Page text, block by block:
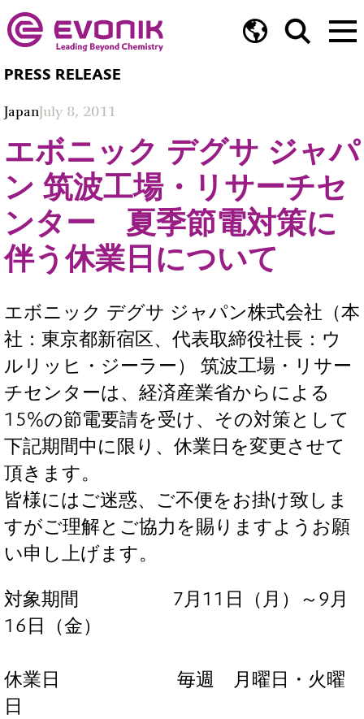
PRESS RELEASE
JapanJuly 8, 2011
エボニック デグサ ジャパ
ン 筑波工場・リサーチセ
ンター 夏季節電対策に
伴う休業日について
エボニック デグサ ジャパン株式会社（本
社：東京都新宿区、代表取締役社長：ウ
ルリッヒ・ジーラー） 筑波工場・リサー
チセンターは、経済産業省からによる
15%の節電要請を受け、その対策として
下記期間中に限り、休業日を変更させて
頂きます。
皆様にはご迷惑、ご不便をお掛け致しま
すがご理解とご協力を賜りますようお願
い申し上げます。
対象期間 7月11日（月）～9月
16日（金）
休業日 毎週 月曜日・火曜
日